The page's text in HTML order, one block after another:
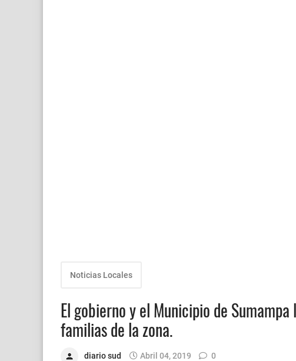
Noticias Locales
El gobierno y el Municipio de
familias de la zona.
diario sud Abril 04, 2019 0